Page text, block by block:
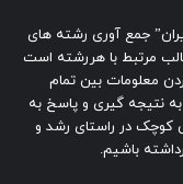
جمع آوری رشته های
مرتبط با هررشته است
معلومات بین تمام
نتیجه گیری و پاسخ به
کوچک در راستای رشد و
باشیم.